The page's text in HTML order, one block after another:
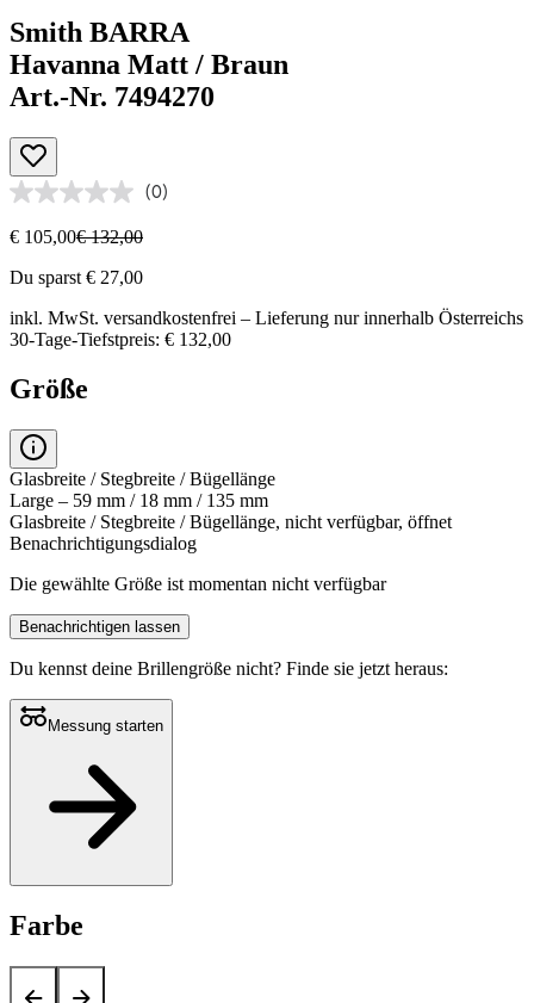
Smith BARRA
Havanna Matt / Braun
Art.-Nr. 7494270
(0)
€ 105,00€ 132,00
Du sparst € 27,00
inkl. MwSt. versandkostenfrei – Lieferung nur innerhalb Österreichs
30-Tage-Tiefstpreis: € 132,00
Größe
Glasbreite / Stegbreite / Bügellänge
Large – 59 mm / 18 mm / 135 mm
Glasbreite / Stegbreite / Bügellänge, nicht verfügbar, öffnet
Benachrichtigungsdialog
Die gewählte Größe ist momentan nicht verfügbar
Benachrichtigen lassen
Du kennst deine Brillengröße nicht? Finde sie jetzt heraus:
Messung starten
Farbe